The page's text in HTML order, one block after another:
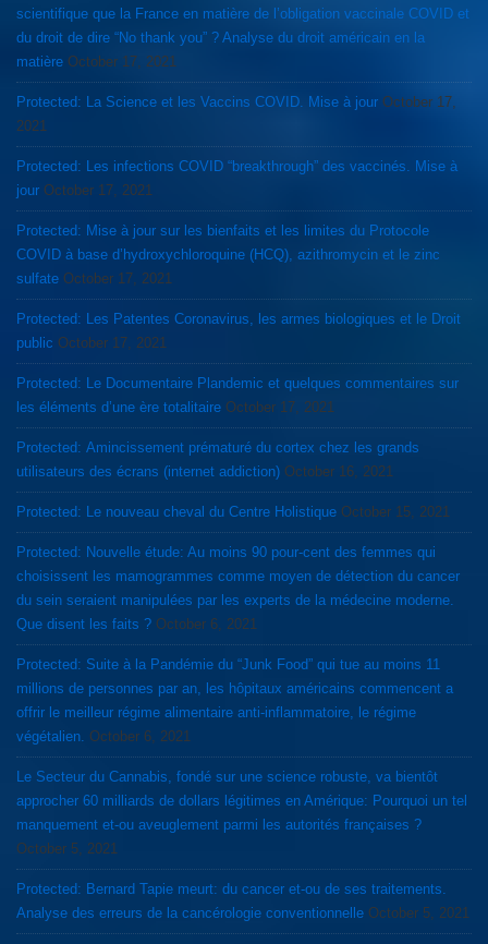
scientifique que la France en matière de l’obligation vaccinale COVID et
du droit de dire “No thank you” ? Analyse du droit américain en la
matière October 17, 2021
Protected: La Science et les Vaccins COVID. Mise à jour October 17,
2021
Protected: Les infections COVID “breakthrough” des vaccinés. Mise à
jour October 17, 2021
Protected: Mise à jour sur les bienfaits et les limites du Protocole
COVID à base d’hydroxychloroquine (HCQ), azithromycin et le zinc
sulfate October 17, 2021
Protected: Les Patentes Coronavirus, les armes biologiques et le Droit
public October 17, 2021
Protected: Le Documentaire Plandemic et quelques commentaires sur
les éléments d’une ère totalitaire October 17, 2021
Protected: Amincissement prématuré du cortex chez les grands
utilisateurs des écrans (internet addiction) October 16, 2021
Protected: Le nouveau cheval du Centre Holistique October 15, 2021
Protected: Nouvelle étude: Au moins 90 pour-cent des femmes qui
choisissent les mamogrammes comme moyen de détection du cancer
du sein seraient manipulées par les experts de la médecine moderne.
Que disent les faits ? October 6, 2021
Protected: Suite à la Pandémie du “Junk Food” qui tue au moins 11
millions de personnes par an, les hôpitaux américains commencent a
offrir le meilleur régime alimentaire anti-inflammatoire, le régime
végétalien. October 6, 2021
Le Secteur du Cannabis, fondé sur une science robuste, va bientôt
approcher 60 milliards de dollars légitimes en Amérique: Pourquoi un tel
manquement et-ou aveuglement parmi les autorités françaises ?
October 5, 2021
Protected: Bernard Tapie meurt: du cancer et-ou de ses traitements.
Analyse des erreurs de la cancérologie conventionnelle October 5, 2021